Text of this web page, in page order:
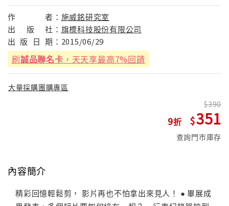
作 者： 施威銘研究室
出
版 社： 旗標科技股份有限公司
出 版 日 期： 2015/06/29
刷誠品聯名卡 ，天天享最高7%回饋
大量採購團購專區
9
390
351
查詢門市庫存
內容簡介
精彩回憶輕鬆剪， 影片再也不怕拿出來見人！ ● 畢展成